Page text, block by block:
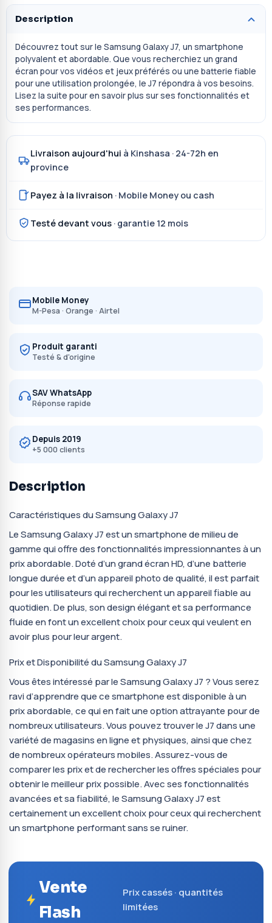
Description
Découvrez tout sur le Samsung Galaxy J7, un smartphone
polyvalent et abordable. Que vous recherchiez un grand
écran pour vos vidéos et jeux préférés ou une batterie fiable
pour une utilisation prolongée, le J7 répondra à vos besoins.
Lisez la suite pour en savoir plus sur ses fonctionnalités et
ses performances.
Livraison aujourd'hui à Kinshasa · 24-72h en
province
Payez à la livraison · Mobile Money ou cash
Testé devant vous · garantie 12 mois
Mobile Money
M-Pesa · Orange · Airtel
Produit garanti
Testé & d'origine
SAV WhatsApp
Réponse rapide
Depuis 2019
+5 000 clients
Description
Caractéristiques du Samsung Galaxy J7
Le Samsung Galaxy J7 est un smartphone de milieu de
gamme qui offre des fonctionnalités impressionnantes à un
prix abordable. Doté d’un grand écran HD, d’une batterie
longue durée et d’un appareil photo de qualité, il est parfait
pour les utilisateurs qui recherchent un appareil fiable au
quotidien. De plus, son design élégant et sa performance
fluide en font un excellent choix pour ceux qui veulent en
avoir plus pour leur argent.
Prix et Disponibilité du Samsung Galaxy J7
Vous êtes intéressé par le Samsung Galaxy J7 ? Vous serez
ravi d’apprendre que ce smartphone est disponible à un
prix abordable, ce qui en fait une option attrayante pour de
nombreux utilisateurs. Vous pouvez trouver le J7 dans une
variété de magasins en ligne et physiques, ainsi que chez
de nombreux opérateurs mobiles. Assurez-vous de
comparer les prix et de rechercher les offres spéciales pour
obtenir le meilleur prix possible. Avec ses fonctionnalités
avancées et sa fiabilité, le Samsung Galaxy J7 est
certainement un excellent choix pour ceux qui recherchent
un smartphone performant sans se ruiner.
Vente
Flash
Prix cassés · quantités
limitées